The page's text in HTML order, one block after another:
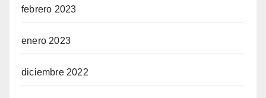
febrero 2023
enero 2023
diciembre 2022